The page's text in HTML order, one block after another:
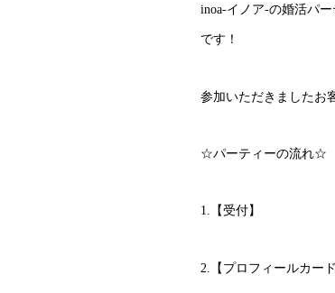
inoa-イノア-の婚活パ
です！
参加いただきましたお
☆パーティーの流れ☆
1.【受付】
2.【プロフィールカー